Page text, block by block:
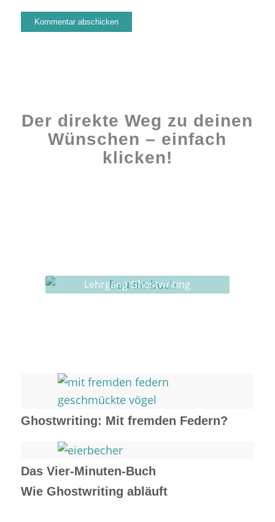
Der direkte Weg zu deinen
Wünschen – einfach
klicken!
Lehrgang Ghostwriting
Ghostwriting: Mit fremden Federn?
Das Vier-Minuten-Buch
Wie Ghostwriting abläuft